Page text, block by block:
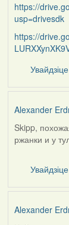
https://
usp=drivesdk
https://
Увайдзіце
Alexander
In
reply
Skipp,
ржанки и у
Увайдзіце
Alexander